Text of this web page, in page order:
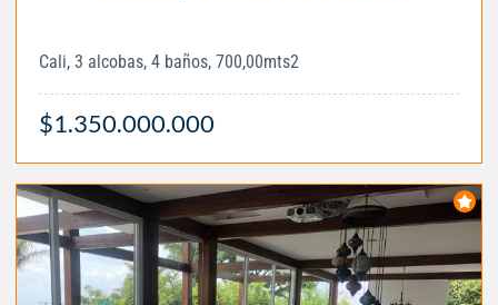
Cali, 3 alcobas, 4 baños, 700,00mts2
$1.350.000.000